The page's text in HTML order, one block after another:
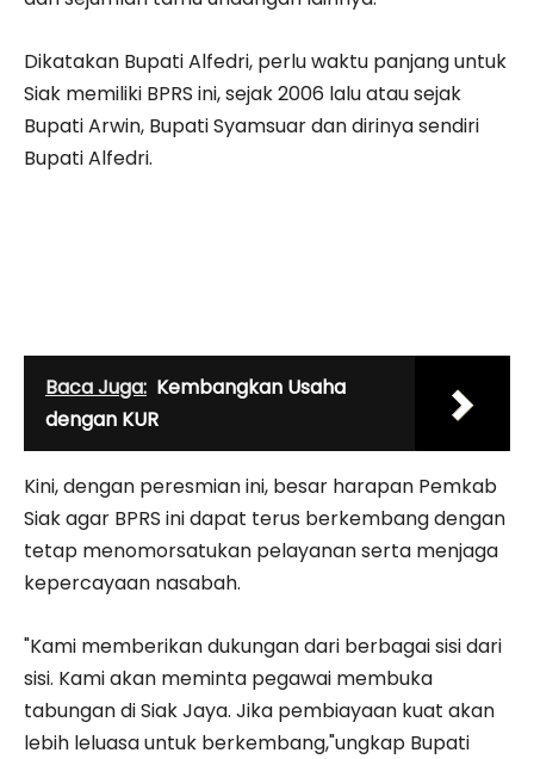
Dikatakan Bupati Alfedri, perlu waktu panjang untuk
Siak memiliki BPRS ini, sejak 2006 lalu atau sejak
Bupati Arwin, Bupati Syamsuar dan dirinya sendiri
Bupati Alfedri.
Baca Juga: Kembangkan Usaha
dengan KUR
Kini, dengan peresmian ini, besar harapan Pemkab
Siak agar BPRS ini dapat terus berkembang dengan
tetap menomorsatukan pelayanan serta menjaga
kepercayaan nasabah.
"Kami memberikan dukungan dari berbagai sisi dari
sisi. Kami akan meminta pegawai membuka
tabungan di Siak Jaya. Jika pembiayaan kuat akan
lebih leluasa untuk berkembang,"ungkap Bupati